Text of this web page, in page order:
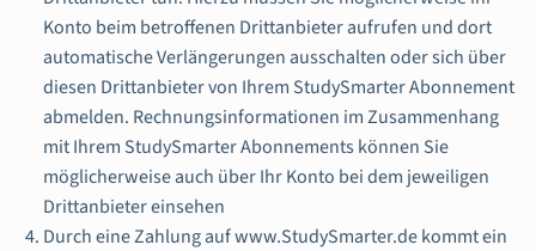
Konto beim betroffenen Drittanbieter aufrufen und dort
automatische Verlängerungen ausschalten oder sich über
diesen Drittanbieter von Ihrem StudySmarter Abonnement
abmelden. Rechnungsinformationen im Zusammenhang
mit Ihrem StudySmarter Abonnements können Sie
möglicherweise auch über Ihr Konto bei dem jeweiligen
Drittanbieter einsehen
Durch eine Zahlung auf www.StudySmarter.de kommt ein